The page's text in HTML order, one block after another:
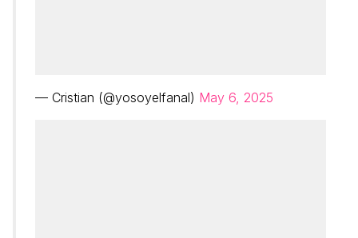
— Cristian (@yosoyelfanal) May 6, 2025